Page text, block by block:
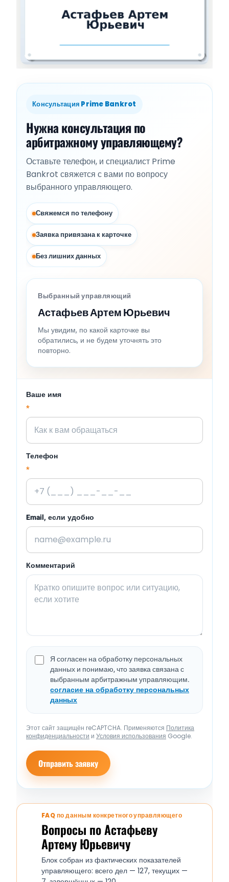
Консультация Prime Bankrot
Нужна консультация по
арбитражному управляющему?
Оставьте телефон, и специалист Prime
Bankrot свяжется с вами по вопросу
выбранного управляющего.
Свяжемся по телефону
Заявка привязана к карточке
Без лишних данных
Выбранный управляющий
Астафьев Артем Юрьевич
Мы увидим, по какой карточке вы
обратились, и не будем уточнять это
повторно.
Ваше имя
*
Телефон
*
Email, если удобно
Комментарий
Я согласен на обработку персональных
данных и понимаю, что заявка связана с
выбранным арбитражным управляющим.
согласие на обработку персональных
данных
Этот сайт защищён reCAPTCHA. Применяются Политика
конфиденциальности и Условия использования Google.
Отправить заявку
FAQ по данным конкретного управляющего
Вопросы по Астафьеву
Артему Юрьевичу
Блок собран из фактических показателей
управляющего: всего дел — 127, текущих —